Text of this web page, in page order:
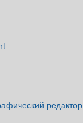
редактор